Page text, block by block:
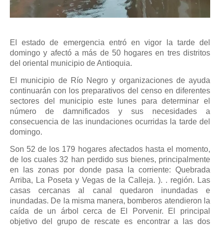
El estado de emergencia entró en vigor la tarde del
domingo y afectó a más de 50 hogares en tres distritos
del oriental municipio de Antioquia.
El municipio de Río Negro y organizaciones de ayuda
continuarán con los preparativos del censo en diferentes
sectores del municipio este lunes para determinar el
número de damnificados y sus necesidades a
consecuencia de las inundaciones ocurridas la tarde del
domingo.
Son 52 de los 179 hogares afectados hasta el momento,
de los cuales 32 han perdido sus bienes, principalmente
en las zonas por donde pasa la corriente: Quebrada
Arriba, La Poseta y Vegas de la Calleja. ). . región. Las
casas cercanas al canal quedaron inundadas e
inundadas. De la misma manera, bomberos atendieron la
caída de un árbol cerca de El Porvenir. El principal
objetivo del grupo de rescate es encontrar a las dos